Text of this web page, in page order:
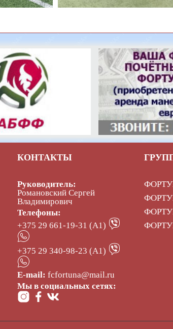
КОНТАКТЫ
Руководитель:
Романовский Сергей
Владимирович
Телефоны:
+375 29 661-19-31 (А1)
+375 29 340-98-23 (А1)
E-mail: fcfortuna@mail.ru
Мы в социальных сетях: